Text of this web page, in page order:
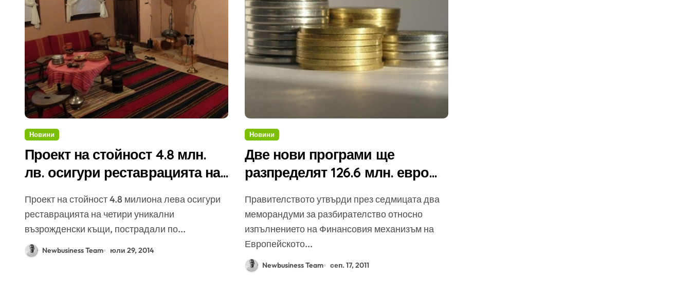
Новини
Проект на стойност 4.8 млн.
лв. осигури реставрацията на
възрожденски къщи в
Панагюрище
Проект на стойност 4.8 милиона лева осигури
реставрацията на четири уникални
възрожденски къщи, пострадали по...
Newbusiness Team юли 29, 2014
Новини
Две нови програми ще
разпределят 126.6 млн. евро
Правителството утвърди през седмицата два
меморандуми за разбирателство относно
изпълнението на Финансовия механизъм на
Европейското...
Newbusiness Team сеп. 17, 2011